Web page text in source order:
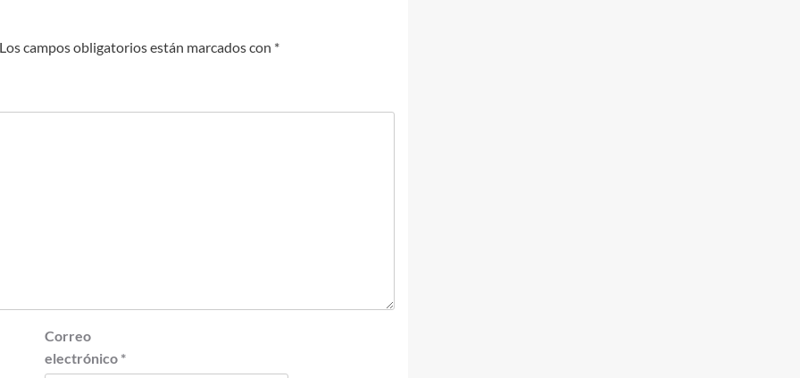
Los campos obligatorios están marcados con *
Correo
electrónico *